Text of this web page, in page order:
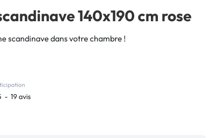
140x190 cm rose
scandinave dans votre chambre !
- 19avis